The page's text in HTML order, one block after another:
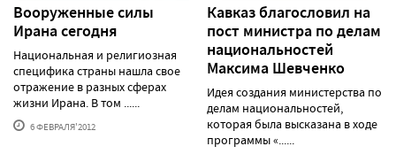
Вооруженные силы
Ирана сегодня
Национальная и религиозная
специфика страны нашла свое
отражение в разных сферах
жизни Ирана. В том ......
6 ФЕВРАЛЯ'2012
Кавказ благословил на
пост министра по делам
национальностей
Максима Шевченко
Идея создания министерства по
делам национальностей,
которая была высказана в ходе
программы «......